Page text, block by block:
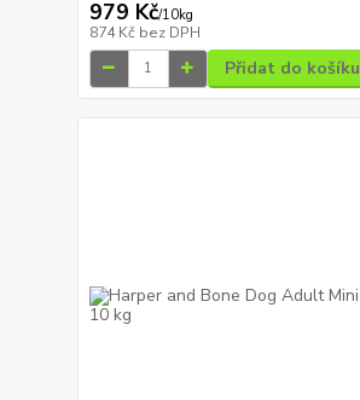
979 Kč/10kg
874 Kč bez DPH
Přidat do košíku